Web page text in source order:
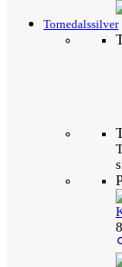
Tornedalssilver